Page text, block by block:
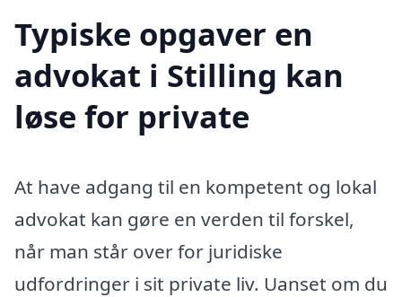
Typiske opgaver en
advokat i Stilling kan
løse for private
At have adgang til en kompetent og lokal
advokat kan gøre en verden til forskel,
når man står over for juridiske
udfordringer i sit private liv. Uanset om du